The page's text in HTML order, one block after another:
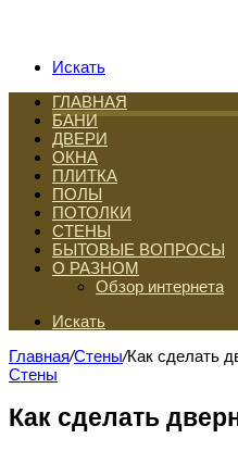
Искать
ГЛАВНАЯ
БАНИ
ДВЕРИ
ОКНА
ПЛИТКА
ПОЛЫ
ПОТОЛКИ
СТЕНЫ
БЫТОВЫЕ ВОПРОСЫ
О РАЗНОМ
Обзор интернета
Искать
Главная/Стены/Как сделать
Стены
Как сделать